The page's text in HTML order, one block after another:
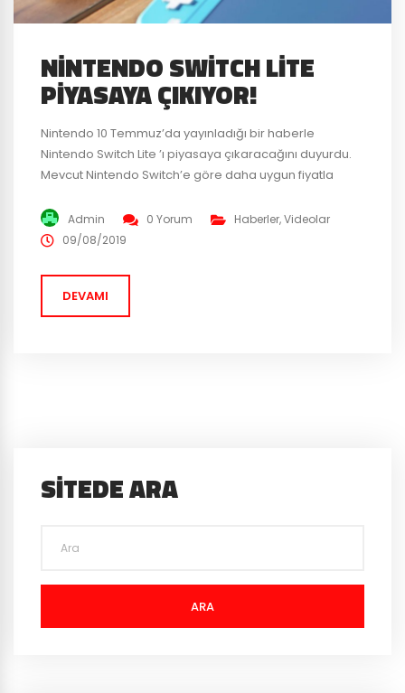
NINTENDO SWITCH LITE
PIYASAYA ÇIKIYOR!
Nintendo 10 Temmuz’da yayınladığı bir haberle
Nintendo Switch Lite ’ı piyasaya çıkaracağını duyurdu.
Mevcut Nintendo Switch’e göre daha uygun fiyatla
ürünün Eylül 2019’da çıkması bekleniyor. İşte Nintendo
Switch Lite’nin çıkış tarihi, özellikleri, fiyatı ve daha
haberde. Nintendo Switch...
Admin 0 Yorum Haberler,Videolar
09/08/2019
DEVAMI
SITEDE ARA
ARA